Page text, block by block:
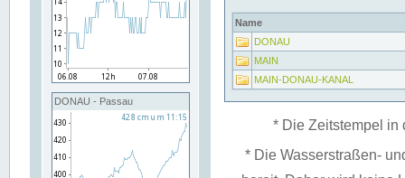
DONAU - Passau
Name
DONAU
MAIN
MAIN-DONAU-KANAL
* Die Zeitstempel in
* Die Wasserstraßen-